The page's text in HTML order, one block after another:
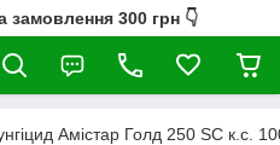
замовлення 300 грн 👇
Амістар Голд 250 SC к.с.